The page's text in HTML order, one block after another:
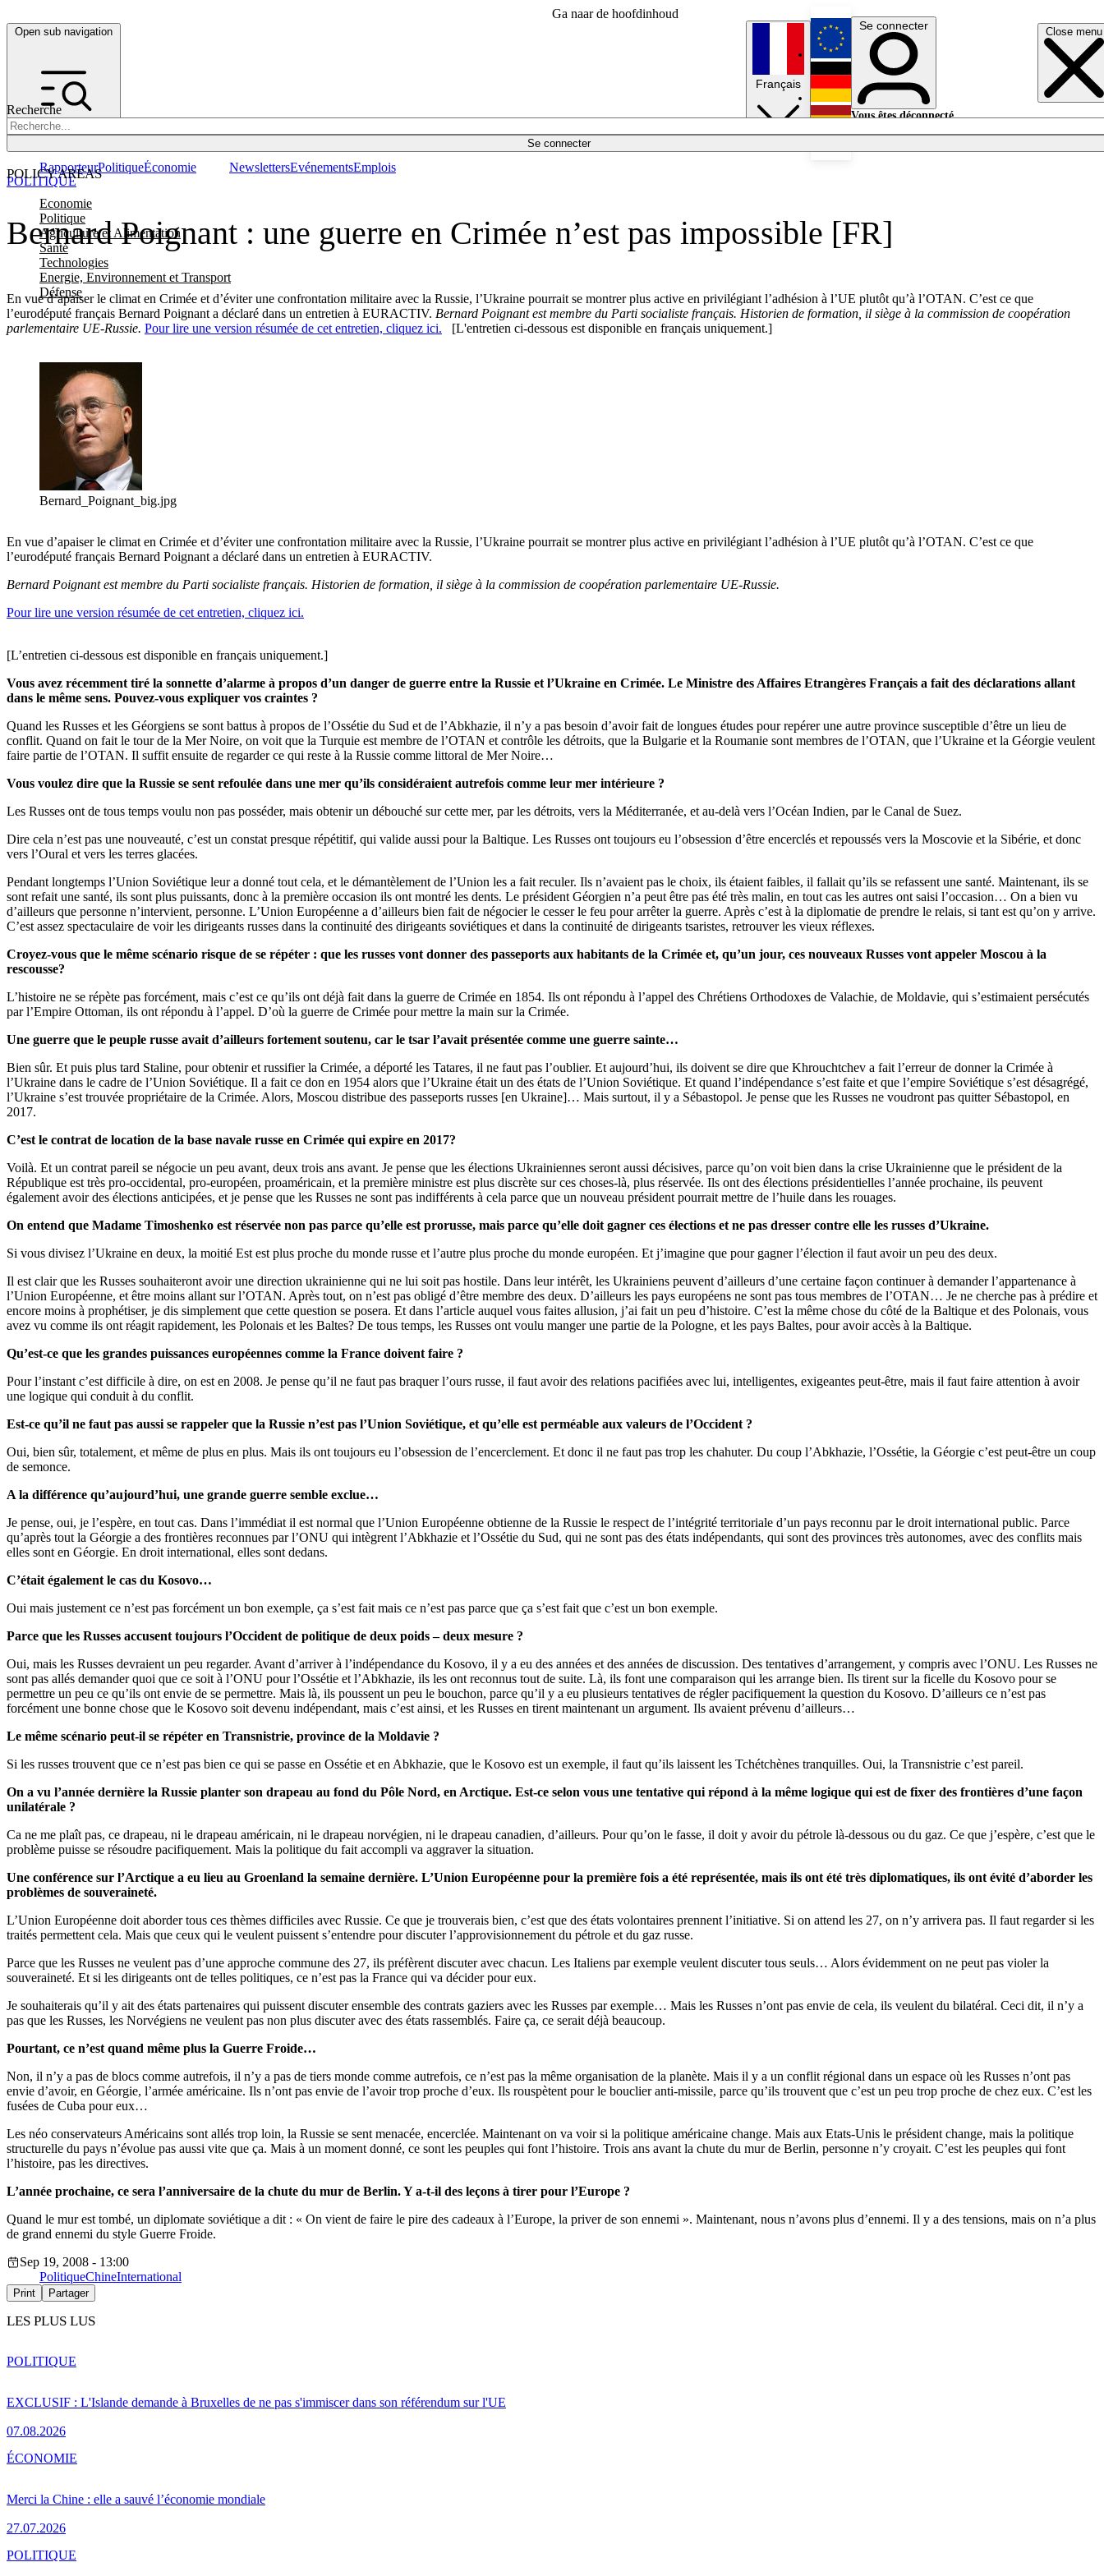
Ga naar de hoofdinhoud
Open sub navigation Close menu
Recherche
Se connecter
POLICY AREAS
Economie
Politique
Agriculture et Alimentation
Santé
Technologies
Energie, Environnement et Transport
Défense
RapporteurPolitiqueÉconomie NewslettersEvénementsEmplois
Français
English
Deutsch
Se connecter
Vous êtes déconnecté.
Bernard Poignant : une guerre en Crimée n’est pas impossible [FR]
En vue d’apaiser le climat en Crimée et d’éviter une confrontation militaire avec la Russie, l’Ukraine pourrait se montrer plus active en privilégiant l’adhésion à l’UE plutôt qu’à l’OTAN. C’est ce que
l’eurodéputé français Bernard Poignant a déclaré dans un entretien à EURACTIV. Bernard Poignant est membre du Parti socialiste français. Historien de formation, il siège à la commission de coopération
parlementaire UE-Russie. Pour lire une version résumée de cet entretien, cliquez ici. [L'entretien ci-dessous est disponible en français uniquement.]
POLITIQUE
Bernard_Poignant_big.jpg
En vue d’apaiser le climat en Crimée et d’éviter une confrontation militaire avec la Russie, l’Ukraine pourrait se montrer plus active en privilégiant l’adhésion à l’UE plutôt qu’à l’OTAN. C’est ce que
l’eurodéputé français Bernard Poignant a déclaré dans un entretien à EURACTIV.
Bernard Poignant est membre du Parti socialiste français. Historien de formation, il siège à la commission de coopération parlementaire UE-Russie.
Pour lire une version résumée de cet entretien, cliquez ici.
[L’entretien ci-dessous est disponible en français uniquement.]
Vous avez récemment tiré la sonnette d’alarme à propos d’un danger de guerre entre la Russie et l’Ukraine en Crimée. Le Ministre des Affaires Etrangères Français a fait des déclarations allant
dans le même sens. Pouvez-vous expliquer vos craintes ?
Quand les Russes et les Géorgiens se sont battus à propos de l’Ossétie du Sud et de l’Abkhazie, il n’y a pas besoin d’avoir fait de longues études pour repérer une autre province susceptible d’être un lieu de
conflit. Quand on fait le tour de la Mer Noire, on voit que la Turquie est membre de l’OTAN et contrôle les détroits, que la Bulgarie et la Roumanie sont membres de l’OTAN, que l’Ukraine et la Géorgie veulent
faire partie de l’OTAN. Il suffit ensuite de regarder ce qui reste à la Russie comme littoral de Mer Noire…
Vous voulez dire que la Russie se sent refoulée dans une mer qu’ils considéraient autrefois comme leur mer intérieure ?
Les Russes ont de tous temps voulu non pas posséder, mais obtenir un débouché sur cette mer, par les détroits, vers la Méditerranée, et au-delà vers l’Océan Indien, par le Canal de Suez.
Dire cela n’est pas une nouveauté, c’est un constat presque répétitif, qui valide aussi pour la Baltique. Les Russes ont toujours eu l’obsession d’être encerclés et repoussés vers la Moscovie et la Sibérie, et donc
vers l’Oural et vers les terres glacées.
Pendant longtemps l’Union Soviétique leur a donné tout cela, et le démantèlement de l’Union les a fait reculer. Ils n’avaient pas le choix, ils étaient faibles, il fallait qu’ils se refassent une santé. Maintenant, ils se
sont refait une santé, ils sont plus puissants, donc à la première occasion ils ont montré les dents. Le président Géorgien n’a peut être pas été très malin, en tout cas les autres ont saisi l’occasion… On a bien vu
d’ailleurs que personne n’intervient, personne. L’Union Européenne a d’ailleurs bien fait de négocier le cesser le feu pour arrêter la guerre. Après c’est à la diplomatie de prendre le relais, si tant est qu’on y arrive.
C’est assez spectaculaire de voir les dirigeants russes dans la continuité des dirigeants soviétiques et dans la continuité de dirigeants tsaristes, retrouver les vieux réflexes.
Croyez-vous que le même scénario risque de se répéter : que les russes vont donner des passeports aux habitants de la Crimée et, qu’un jour, ces nouveaux Russes vont appeler Moscou à la
rescousse?
L’histoire ne se répète pas forcément, mais c’est ce qu’ils ont déjà fait dans la guerre de Crimée en 1854. Ils ont répondu à l’appel des Chrétiens Orthodoxes de Valachie, de Moldavie, qui s’estimaient persécutés
par l’Empire Ottoman, ils ont répondu à l’appel. D’où la guerre de Crimée pour mettre la main sur la Crimée.
Une guerre que le peuple russe avait d’ailleurs fortement soutenu, car le tsar l’avait présentée comme une guerre sainte…
Bien sûr. Et puis plus tard Staline, pour obtenir et russifier la Crimée, a déporté les Tatares, il ne faut pas l’oublier. Et aujourd’hui, ils doivent se dire que Khrouchtchev a fait l’erreur de donner la Crimée à
l’Ukraine dans le cadre de l’Union Soviétique. Il a fait ce don en 1954 alors que l’Ukraine était un des états de l’Union Soviétique. Et quand l’indépendance s’est faite et que l’empire Soviétique s’est désagrégé,
l’Ukraine s’est trouvée propriétaire de la Crimée. Alors, Moscou distribue des passeports russes [en Ukraine]… Mais surtout, il y a Sébastopol. Je pense que les Russes ne voudront pas quitter Sébastopol, en
2017.
C’est le contrat de location de la base navale russe en Crimée qui expire en 2017?
Voilà. Et un contrat pareil se négocie un peu avant, deux trois ans avant. Je pense que les élections Ukrainiennes seront aussi décisives, parce qu’on voit bien dans la crise Ukrainienne que le président de la
République est très pro-occidental, pro-européen, proaméricain, et la première ministre est plus discrète sur ces choses-là, plus réservée. Ils ont des élections présidentielles l’année prochaine, ils peuvent
également avoir des élections anticipées, et je pense que les Russes ne sont pas indifférents à cela parce que un nouveau président pourrait mettre de l’huile dans les rouages.
On entend que Madame Timoshenko est réservée non pas parce qu’elle est prorusse, mais parce qu’elle doit gagner ces élections et ne pas dresser contre elle les russes d’Ukraine.
Si vous divisez l’Ukraine en deux, la moitié Est est plus proche du monde russe et l’autre plus proche du monde européen. Et j’imagine que pour gagner l’élection il faut avoir un peu des deux.
Il est clair que les Russes souhaiteront avoir une direction ukrainienne qui ne lui soit pas hostile. Dans leur intérêt, les Ukrainiens peuvent d’ailleurs d’une certaine façon continuer à demander l’appartenance à
l’Union Européenne, et être moins allant sur l’OTAN. Après tout, on n’est pas obligé d’être membre des deux. D’ailleurs les pays européens ne sont pas tous membres de l’OTAN… Je ne cherche pas à prédire et
encore moins à prophétiser, je dis simplement que cette question se posera. Et dans l’article auquel vous faites allusion, j’ai fait un peu d’histoire. C’est la même chose du côté de la Baltique et des Polonais, vous
avez vu comme ils ont réagit rapidement, les Polonais et les Baltes? De tous temps, les Russes ont voulu manger une partie de la Pologne, et les pays Baltes, pour avoir accès à la Baltique.
Qu’est-ce que les grandes puissances européennes comme la France doivent faire ?
Pour l’instant c’est difficile à dire, on est en 2008. Je pense qu’il ne faut pas braquer l’ours russe, il faut avoir des relations pacifiées avec lui, intelligentes, exigeantes peut-être, mais il faut faire attention à avoir
une logique qui conduit à du conflit.
Est-ce qu’il ne faut pas aussi se rappeler que la Russie n’est pas l’Union Soviétique, et qu’elle est perméable aux valeurs de l’Occident ?
Oui, bien sûr, totalement, et même de plus en plus. Mais ils ont toujours eu l’obsession de l’encerclement. Et donc il ne faut pas trop les chahuter. Du coup l’Abkhazie, l’Ossétie, la Géorgie c’est peut-être un coup
de semonce.
A la différence qu’aujourd’hui, une grande guerre semble exclue…
Je pense, oui, je l’espère, en tout cas. Dans l’immédiat il est normal que l’Union Européenne obtienne de la Russie le respect de l’intégrité territoriale d’un pays reconnu par le droit international public. Parce
qu’après tout la Géorgie a des frontières reconnues par l’ONU qui intègrent l’Abkhazie et l’Ossétie du Sud, qui ne sont pas des états indépendants, qui sont des provinces très autonomes, avec des conflits mais
elles sont en Géorgie. En droit international, elles sont dedans.
C’était également le cas du Kosovo…
Oui mais justement ce n’est pas forcément un bon exemple, ça s’est fait mais ce n’est pas parce que ça s’est fait que c’est un bon exemple.
Parce que les Russes accusent toujours l’Occident de politique de deux poids – deux mesure ?
Oui, mais les Russes devraient un peu regarder. Avant d’arriver à l’indépendance du Kosovo, il y a eu des années et des années de discussion. Des tentatives d’arrangement, y compris avec l’ONU. Les Russes ne
sont pas allés demander quoi que ce soit à l’ONU pour l’Ossétie et l’Abkhazie, ils les ont reconnus tout de suite. Là, ils font une comparaison qui les arrange bien. Ils tirent sur la ficelle du Kosovo pour se
permettre un peu ce qu’ils ont envie de se permettre. Mais là, ils poussent un peu le bouchon, parce qu’il y a eu plusieurs tentatives de régler pacifiquement la question du Kosovo. D’ailleurs ce n’est pas
forcément une bonne chose que le Kosovo soit devenu indépendant, mais c’est ainsi, et les Russes en tirent maintenant un argument. Ils avaient prévenu d’ailleurs…
Le même scénario peut-il se répéter en Transnistrie, province de la Moldavie ?
Si les russes trouvent que ce n’est pas bien ce qui se passe en Ossétie et en Abkhazie, que le Kosovo est un exemple, il faut qu’ils laissent les Tchétchènes tranquilles. Oui, la Transnistrie c’est pareil.
On a vu l’année dernière la Russie planter son drapeau au fond du Pôle Nord, en Arctique. Est-ce selon vous une tentative qui répond à la même logique qui est de fixer des frontières d’une façon
unilatérale ?
Ca ne me plaît pas, ce drapeau, ni le drapeau américain, ni le drapeau norvégien, ni le drapeau canadien, d’ailleurs. Pour qu’on le fasse, il doit y avoir du pétrole là-dessous ou du gaz. Ce que j’espère, c’est que le
problème puisse se résoudre pacifiquement. Mais la politique du fait accompli va aggraver la situation.
Une conférence sur l’Arctique a eu lieu au Groenland la semaine dernière. L’Union Européenne pour la première fois a été représentée, mais ils ont été très diplomatiques, ils ont évité d’aborder les
problèmes de souveraineté.
L’Union Européenne doit aborder tous ces thèmes difficiles avec Russie. Ce que je trouverais bien, c’est que des états volontaires prennent l’initiative. Si on attend les 27, on n’y arrivera pas. Il faut regarder si les
traités permettent cela. Mais que ceux qui le veulent puissent s’entendre pour discuter l’approvisionnement du pétrole et du gaz russe.
Parce que les Russes ne veulent pas d’une approche commune des 27, ils préfèrent discuter avec chacun. Les Italiens par exemple veulent discuter tous seuls… Alors évidemment on ne peut pas violer la
souveraineté. Et si les dirigeants ont de telles politiques, ce n’est pas la France qui va décider pour eux.
Je souhaiterais qu’il y ait des états partenaires qui puissent discuter ensemble des contrats gaziers avec les Russes par exemple… Mais les Russes n’ont pas envie de cela, ils veulent du bilatéral. Ceci dit, il n’y a
pas que les Russes, les Norvégiens ne veulent pas non plus discuter avec des états rassemblés. Faire ça, ce serait déjà beaucoup.
Pourtant, ce n’est quand même plus la Guerre Froide…
Non, il n’y a pas de blocs comme autrefois, il n’y a pas de tiers monde comme autrefois, ce n’est pas la même organisation de la planète. Mais il y a un conflit régional dans un espace où les Russes n’ont pas
envie d’avoir, en Géorgie, l’armée américaine. Ils n’ont pas envie de l’avoir trop proche d’eux. Ils rouspètent pour le bouclier anti-missile, parce qu’ils trouvent que c’est un peu trop proche de chez eux. C’est les
fusées de Cuba pour eux…
Les néo conservateurs Américains sont allés trop loin, la Russie se sent menacée, encerclée. Maintenant on va voir si la politique américaine change. Mais aux Etats-Unis le président change, mais la politique
structurelle du pays n’évolue pas aussi vite que ça. Mais à un moment donné, ce sont les peuples qui font l’histoire. Trois ans avant la chute du mur de Berlin, personne n’y croyait. C’est les peuples qui font
l’histoire, pas les directives.
L’année prochaine, ce sera l’anniversaire de la chute du mur de Berlin. Y a-t-il des leçons à tirer pour l’Europe ?
Quand le mur est tombé, un diplomate soviétique a dit : « On vient de faire le pire des cadeaux à l’Europe, la priver de son ennemi ». Maintenant, nous n’avons plus d’ennemi. Il y a des tensions, mais on n’a plus
de grand ennemi du style Guerre Froide.
Sep 19, 2008 - 13:00
PolitiqueChineInternational
Print Partager
LES PLUS LUS
EXCLUSIF : L'Islande demande à Bruxelles de ne pas s'immiscer dans son référendum sur l'UE
07.08.2026
POLITIQUE
Merci la Chine : elle a sauvé l’économie mondiale
27.07.2026
ÉCONOMIE
POLITIQUE